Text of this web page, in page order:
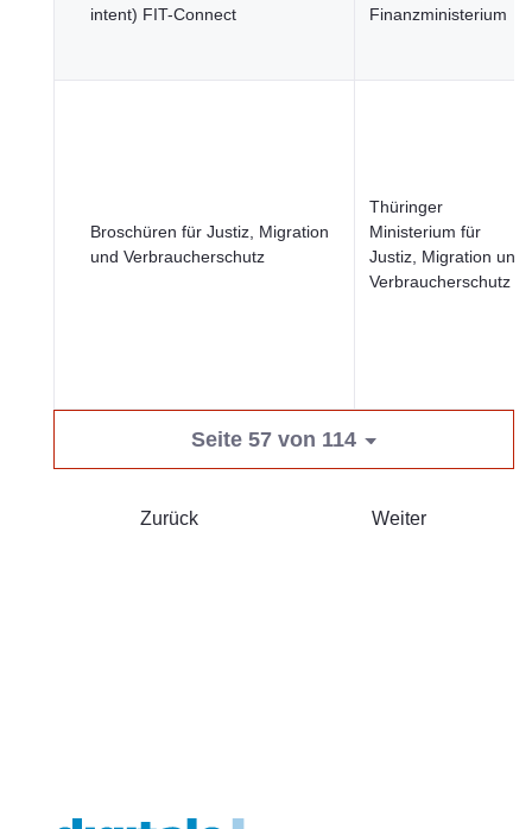
intent) FIT-Connect
Finanzministerium
Broschüren für Justiz, Migration
und Verbraucherschutz
Thüringer
Ministerium für
Justiz, Migration und
Verbraucherschutz
Seite 57 von 114
Zurück Weiter